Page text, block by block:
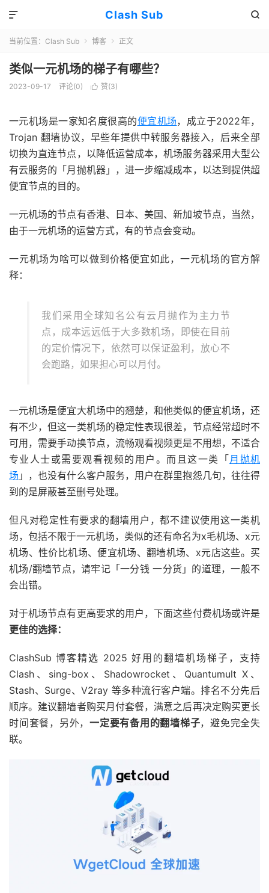
Clash Sub 

当前位置： Clash Sub  博客  正文
类似一元机场的梯子有哪些？
2023-09-17 评论(0)  赞(3)
一元机场是一家知名度很高的便宜机场，成立于2022年，
Trojan 翻墙协议，早些年提供中转服务器接入，后来全部
切换为直连节点，以降低运营成本，机场服务器采用大型公
有云服务的「月抛机器」，进一步缩减成本，以达到提供超
便宜节点的目的。
一元机场的节点有香港、日本、美国、新加坡节点，当然，
由于一元机场的运营方式，有的节点会变动。
一元机场为啥可以做到价格便宜如此，一元机场的官方解
释：
我们采用全球知名公有云月抛作为主力节
点，成本远远低于大多数机场，即使在目前
的定价情况下，依然可以保证盈利，放心不
会跑路，如果担心可以月付。
一元机场是便宜大机场中的翘楚，和他类似的便宜机场，还
有不少，但这一类机场的稳定性表现很差，节点经常超时不
可用，需要手动换节点，流畅观看视频更是不用想，不适合
专业人士或需要观看视频的用户。而且这一类「 月抛机
场 」，也没有什么客户服务，用户在群里抱怨几句，往往得
到的是屏蔽甚至删号处理。
但凡对稳定性有要求的翻墙用户，都不建议使用这一类机
场，包括不限于一元机场，类似的还有命名为x毛机场、x元
机场、性价比机场、便宜机场、翻墙机场、x元店这些。买
机场/翻墙节点，请牢记「一分钱 一分货」的道理，一般不
会出错。
对于机场节点有更高要求的用户，下面这些付费机场或许是
更佳的选择：
ClashSub 博客精选 2025 好用的翻墙机场梯子，支持
Clash、sing-box、Shadowrocket、Quantumult X、
Stash、Surge、V2ray 等多种流行客户端。排名不分先后
顺序。建议翻墙者购买月付套餐，满意之后再决定购买更长
时间套餐，另外， 一定要有备用的翻墙梯子，避免完全失
联。